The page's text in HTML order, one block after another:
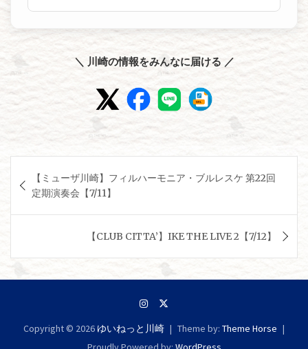
＼ 川崎の情報をみんなに届ける ／
稿
ナ
ゲ
ー
ョ
【ミューザ川崎】フィルハーモニア・ブルレスケ 第22回
定期演奏会【7/11】
【CLUB CITTA’】IKE THE LIVE 2【7/12】
Copyright © 2026 ゆいねっと川崎 Theme by: Theme Horse